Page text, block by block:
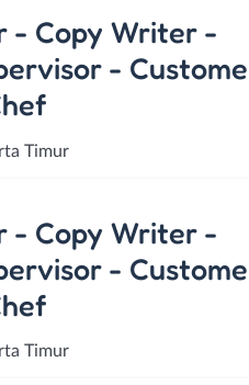
- Copy Writer -
-
Timur
- Copy Writer -
-
Timur